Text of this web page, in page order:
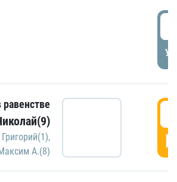
равенстве
,
А.(8)